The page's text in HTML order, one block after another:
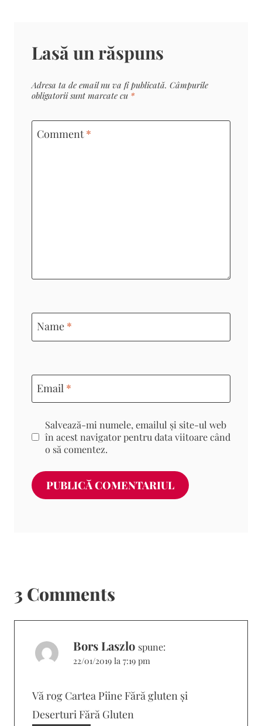
Lasă un răspuns
Adresa ta de email nu va fi publicată. Câmpurile
obligatorii sunt marcate cu *
Comment*
Name *
Email *
Salvează-mi numele, emailul și site-ul web
în acest navigator pentru data viitoare când
o să comentez.
3 Comments
Bors Laszlo spune:
22/01/2019 la 7:19 pm
Vă rog Cartea Pîine Fără gluten și
Deserturi Fără Gluten